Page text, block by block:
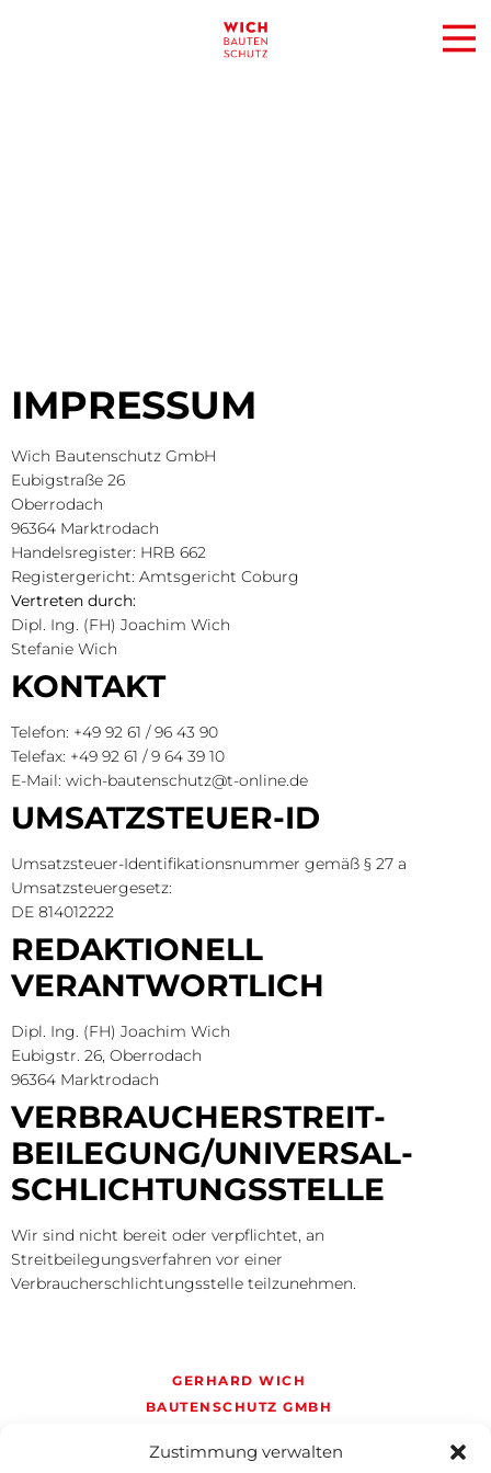
Zustimmung verwalten
IMPRESSUM
Wich Bautenschutz GmbH
Eubigstraße 26
Oberrodach
96364 Marktrodach
Handelsregister: HRB 662
Registergericht: Amtsgericht Coburg
Vertreten durch:
Dipl. Ing. (FH) Joachim Wich
Stefanie Wich
KONTAKT
Telefon: +49 92 61 / 96 43 90
Telefax: +49 92 61 / 9 64 39 10
E-Mail: wich-bautenschutz@t-online.de
UMSATZSTEUER-ID
Umsatzsteuer-Identifikationsnummer gemäß § 27 a
Umsatzsteuergesetz:
DE 814012222
REDAKTIONELL
VERANTWORTLICH
Dipl. Ing. (FH) Joachim Wich
Eubigstr. 26, Oberrodach
96364 Marktrodach
VERBRAUCHER­STREIT­
BEILEGUNG/UNIVERSAL­
SCHLICHTUNGS­STELLE
Wir sind nicht bereit oder verpflichtet, an
Streitbeilegungsverfahren vor einer
Verbraucherschlichtungsstelle teilzunehmen.
GERHARD WICH
BAUTENSCHUTZ GMBH
MARKTRODACH, OBERRODACH